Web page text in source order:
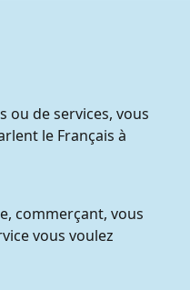
ou de services, vous
le Français à
commerçant, vous
vous voulez